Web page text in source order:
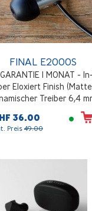
FINAL E2000S
GARANTIE 1 MONAT -
Eloxiert Finish
Treiber 6,4
36.00
Preis49.00